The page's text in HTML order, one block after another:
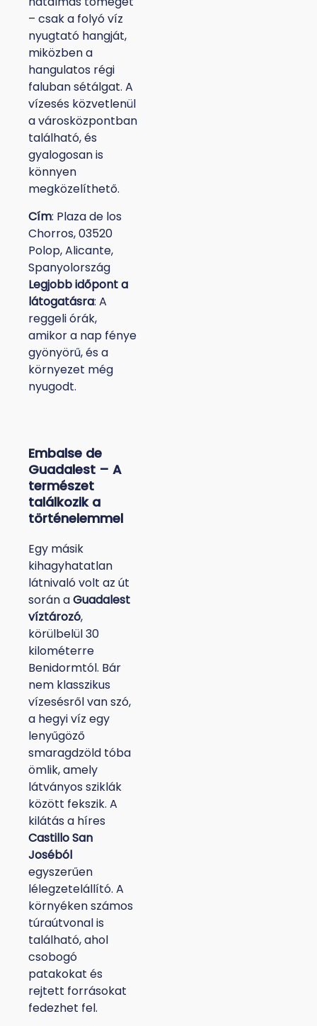
– csak a folyó víz
nyugtató hangját,
miközben a
hangulatos régi
faluban sétálgat. A
vízesés közvetlenül
a városközpontban
található, és
gyalogosan is
könnyen
megközelíthető.
Cím: Plaza de los
Chorros, 03520
Polop, Alicante,
Spanyolország
Legjobb időpont a
látogatásra: A
reggeli órák,
amikor a nap fénye
gyönyörű, és a
környezet még
nyugodt.
Embalse de
Guadalest – A
természet
találkozik a
történelemmel
Egy másik
kihagyhatatlan
látnivaló volt az út
során aGuadalest
víztározó,
körülbelül 30
kilométerre
Benidormtól. Bár
nem klasszikus
vízesésről van szó,
a hegyi víz egy
lenyűgöző
smaragdzöld tóba
ömlik, amely
látványos sziklák
között fekszik. A
kilátás a híres
Castillo San
Joséból
egyszerűen
lélegzetelállító. A
környéken számos
túraútvonal is
található, ahol
csobogó
patakokat és
rejtett forrásokat
fedezhet fel.